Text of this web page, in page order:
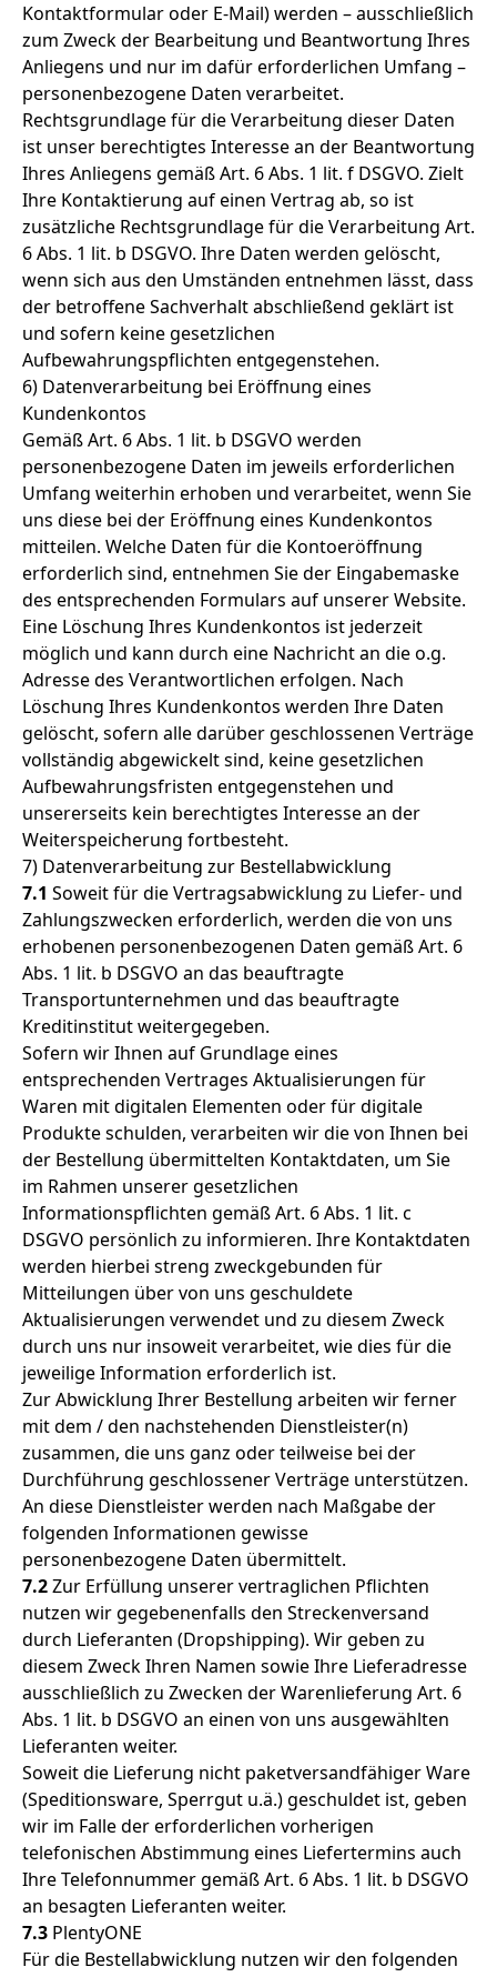
Kontaktformular oder E-Mail) werden – ausschließlich
zum Zweck der Bearbeitung und Beantwortung Ihres
Anliegens und nur im dafür erforderlichen Umfang –
personenbezogene Daten verarbeitet.
Rechtsgrundlage für die Verarbeitung dieser Daten
ist unser berechtigtes Interesse an der Beantwortung
Ihres Anliegens gemäß Art. 6 Abs. 1 lit. f DSGVO. Zielt
Ihre Kontaktierung auf einen Vertrag ab, so ist
zusätzliche Rechtsgrundlage für die Verarbeitung Art.
6 Abs. 1 lit. b DSGVO. Ihre Daten werden gelöscht,
wenn sich aus den Umständen entnehmen lässt, dass
der betroffene Sachverhalt abschließend geklärt ist
und sofern keine gesetzlichen
Aufbewahrungspflichten entgegenstehen.
6) Datenverarbeitung bei Eröffnung eines
Kundenkontos
Gemäß Art. 6 Abs. 1 lit. b DSGVO werden
personenbezogene Daten im jeweils erforderlichen
Umfang weiterhin erhoben und verarbeitet, wenn Sie
uns diese bei der Eröffnung eines Kundenkontos
mitteilen. Welche Daten für die Kontoeröffnung
erforderlich sind, entnehmen Sie der Eingabemaske
des entsprechenden Formulars auf unserer Website.
Eine Löschung Ihres Kundenkontos ist jederzeit
möglich und kann durch eine Nachricht an die o.g.
Adresse des Verantwortlichen erfolgen. Nach
Löschung Ihres Kundenkontos werden Ihre Daten
gelöscht, sofern alle darüber geschlossenen Verträge
vollständig abgewickelt sind, keine gesetzlichen
Aufbewahrungsfristen entgegenstehen und
unsererseits kein berechtigtes Interesse an der
Weiterspeicherung fortbesteht.
7) Datenverarbeitung zur Bestellabwicklung
7.1 Soweit für die Vertragsabwicklung zu Liefer- und
Zahlungszwecken erforderlich, werden die von uns
erhobenen personenbezogenen Daten gemäß Art. 6
Abs. 1 lit. b DSGVO an das beauftragte
Transportunternehmen und das beauftragte
Kreditinstitut weitergegeben.
Sofern wir Ihnen auf Grundlage eines
entsprechenden Vertrages Aktualisierungen für
Waren mit digitalen Elementen oder für digitale
Produkte schulden, verarbeiten wir die von Ihnen bei
der Bestellung übermittelten Kontaktdaten, um Sie
im Rahmen unserer gesetzlichen
Informationspflichten gemäß Art. 6 Abs. 1 lit. c
DSGVO persönlich zu informieren. Ihre Kontaktdaten
werden hierbei streng zweckgebunden für
Mitteilungen über von uns geschuldete
Aktualisierungen verwendet und zu diesem Zweck
durch uns nur insoweit verarbeitet, wie dies für die
jeweilige Information erforderlich ist.
Zur Abwicklung Ihrer Bestellung arbeiten wir ferner
mit dem / den nachstehenden Dienstleister(n)
zusammen, die uns ganz oder teilweise bei der
Durchführung geschlossener Verträge unterstützen.
An diese Dienstleister werden nach Maßgabe der
folgenden Informationen gewisse
personenbezogene Daten übermittelt.
7.2Zur Erfüllung unserer vertraglichen Pflichten
nutzen wir gegebenenfalls den Streckenversand
durch Lieferanten (Dropshipping). Wir geben zu
diesem Zweck Ihren Namen sowie Ihre Lieferadresse
ausschließlich zu Zwecken der Warenlieferung Art. 6
Abs. 1 lit. b DSGVO an einen von uns ausgewählten
Lieferanten weiter.
Soweit die Lieferung nicht paketversandfähiger Ware
(Speditionsware, Sperrgut u.ä.) geschuldet ist, geben
wir im Falle der erforderlichen vorherigen
telefonischen Abstimmung eines Liefertermins auch
Ihre Telefonnummer gemäß Art. 6 Abs. 1 lit. b DSGVO
an besagten Lieferanten weiter.
7.3 PlentyONE
Für die Bestellabwicklung nutzen wir den folgenden